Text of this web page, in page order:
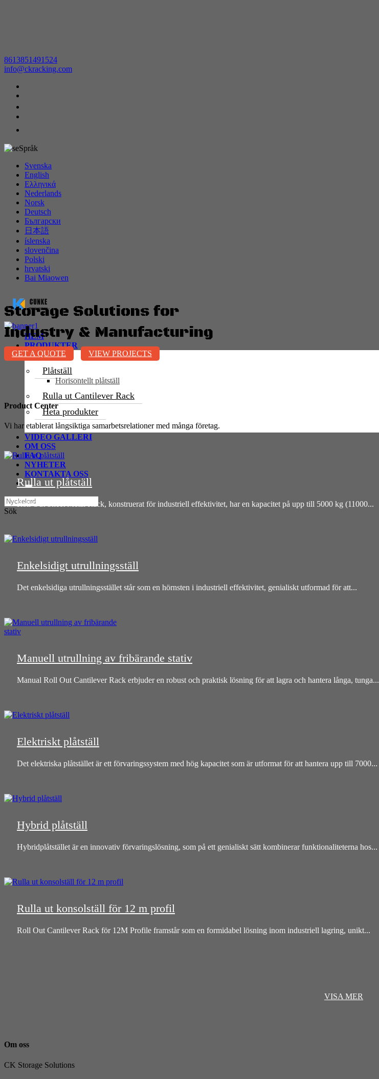
8613851491524
info@ckracking.com
Språk
Svenska
English
Ελληνικά
Nederlands
Norsk
Deutsch
Български
日本語
íslenska
slovenčina
Polski
hrvatski
Bai Miaowen
HEM
PRODUKTER
Plåtställ
Horisontellt plåtställ
Rulla ut Cantilever Rack
Heta produkter
VIDEO GALLERI
OM OSS
FAQ
NYHETER
KONTAKTA OSS
Sök
Storage Solutions for
Industry & Manufacturing
GET A QUOTE VIEW PROJECTS
Product Center
Vi har etablerat långsiktiga samarbetsrelationer med många företag.
Rulla ut plåtställ
Roll Out Sheet Metal Rack, konstruerat för industriell effektivitet, har en kapacitet på upp till 5000 kg (11000...
Enkelsidigt utrullningsställ
Det enkelsidiga utrullningsstället står som en hörnsten i industriell effektivitet, genialiskt utformad för att...
Manuell utrullning av fribärande stativ
Manual Roll Out Cantilever Rack erbjuder en robust och praktisk lösning för att lagra och hantera långa, tunga...
Elektriskt plåtställ
Det elektriska plåtstället är ett förvaringssystem med hög kapacitet som är utformat för att hantera upp till 7000...
Hybrid plåtställ
Hybridplåtstället är en innovativ förvaringslösning, som på ett genialiskt sätt kombinerar funktionaliteterna hos...
Rulla ut konsolställ för 12 m profil
Roll Out Cantilever Rack för 12M Profile framstår som en formidabel lösning inom industriell lagring, unikt...
VISA MER
Om oss
CK Storage Solutions